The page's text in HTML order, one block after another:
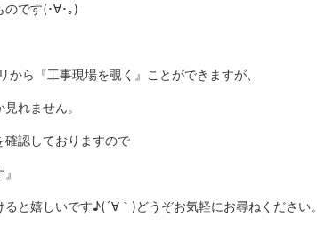
のです(･∀･｡)
から『工事現場を覗く』ことができますが、
れません。
確認しておりますので
と嬉しいです♪(´∀｀)どうぞお気軽にお尋ねください。